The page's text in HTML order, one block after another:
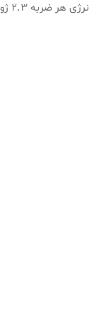
ضربه 2.3 ژول